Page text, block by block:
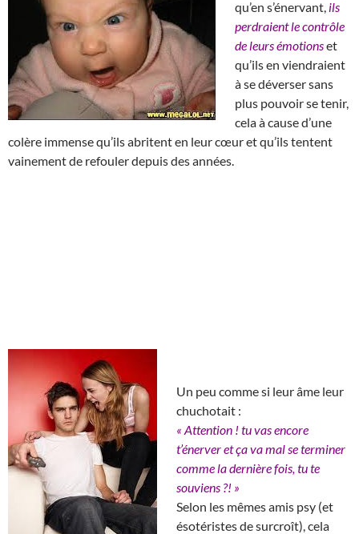
qu’en s’énervant, ils
perdraient le contrôle
de leurs émotionset
qu’ils en viendraient
à se déverser sans
plus pouvoir se tenir,
cela à cause d’une
colère immense qu’ils abritent en leur cœur et qu’ils tentent
vainement de refouler depuis des années.
Un peu comme si leur âme leur
chuchotait :
« Attention ! tu vas encore
t’énerver et ça va mal se terminer
comme la dernière fois, tu te
souviens ?! »
Selon les mêmes amis psy (et
ésotéristes de surcroît), cela